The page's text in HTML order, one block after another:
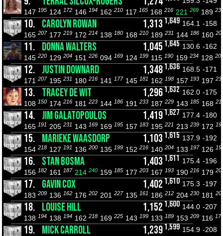
147 195 124 172 146 194 162 210 117 165 168 216 221 269 189
10. CAROLYN ROWAN 1,313 1,649 164.1 -158
165 207 177 219 172 214 138 180 168 210 189 231 144 186 160
11. DONNA WALTERS 1,045 1,645 130.6 -162
145 220 129 204 151 226 094 169 124 199 115 190 159 234 128
12. JUSTIN DOWNARD 1,3481,636 168.5 -171
171 207 195 231 180 216 141 177 145 181 162 198 157 193 197
13. TRACEY DE WIT 1,2961,632 162.0 -175
108 150 174 216 181 223 144 186 191 233 187 229 143 185 168
14. JIM GALATOPOULOS 1,4191,627 177.4 -180
165 191 205 231 143 169 169 195 157 183 195 221 213 239 172
15. MARIEKE WAASDORP 1,103 1,615 137.9 -192
154 218 127 191 136 200 135 199 152 216 140 204 133 197 126
16. STAN BOSMA 1,403 1,611 175.4 -196
156 182 161 187 214 240 159 185 177 203 167 193 190 216 179
17. GAVIN COX 1,402 1,610 175.3 -197
183 209 136 162 176 202 201 227 135 161 186 212 204 230 181
18. LOUISE HILL 1,152 1,600 144.0 -207
138 194 138 194 162 218 169 225 143 199 133 189 153 209 116
19. MICK CARROLL 1,2391,599 154.9 -208